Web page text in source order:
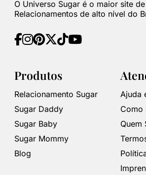
O Universo Sugar é o maior site de
Relacionamentos de alto nível do
Produtos
Relacionamento Sugar
Sugar Daddy
Sugar Baby
Sugar Mommy
Blog
Ajuda
Como
Quem